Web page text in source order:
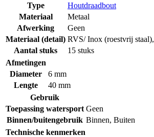
Type
Houtdraadbout
Materiaal
Metaal
Afwerking
Geen
Materiaal (detail) RVS/ Inox (roestvrij staal),
Aantal stuks
15 stuks
Afmetingen
Diameter
6 mm
Lengte
40 mm
Gebruik
Toepassing watersport Geen
Binnen/buitengebruik Binnen, Buiten
Technische kenmerken